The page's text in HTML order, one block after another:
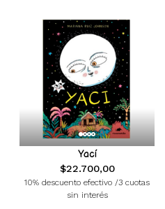
Yací
$22.700,00
10% descuento efectivo /3 cuotas
sin interés